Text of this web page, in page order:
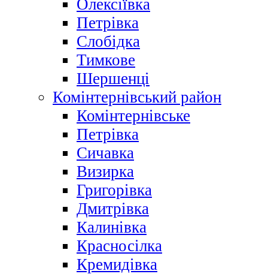
Олексіївка
Петрівка
Слобідка
Тимкове
Шершенці
Комінтернівський район
Комінтернівське
Петрівка
Сичавка
Визирка
Григорівка
Дмитрівка
Калинівка
Красносілка
Кремидівка